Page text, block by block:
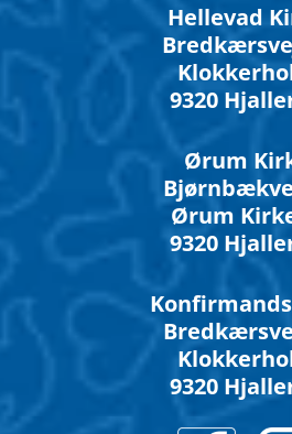
Hellevad
9320
Ørum
Ørum
9320
9320